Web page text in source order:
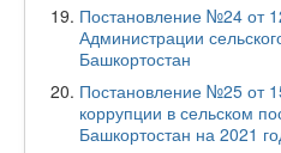
Постановление №24 от
Администрации
Башкортостан
Постановление №25 от
коррупции в сельском
Башкортостан на 2021